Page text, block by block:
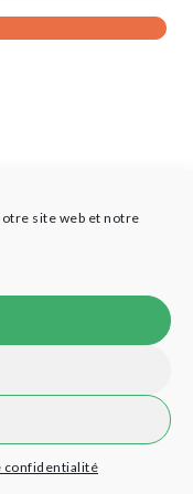
site web et notre
confidentialité
Credits